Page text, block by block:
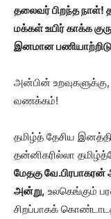
தலைவர் பிறந்த நாள்!
மக்கள் உயிர் காக்க
இனமான
அன்பின் உறவுகளுக்கு,
வணக்கம்!
தமிழ்த் தேசிய
தன்னிகரில்லா
மேதகு
அன்று, உலகெங்கும்
சிறப்பாகக்